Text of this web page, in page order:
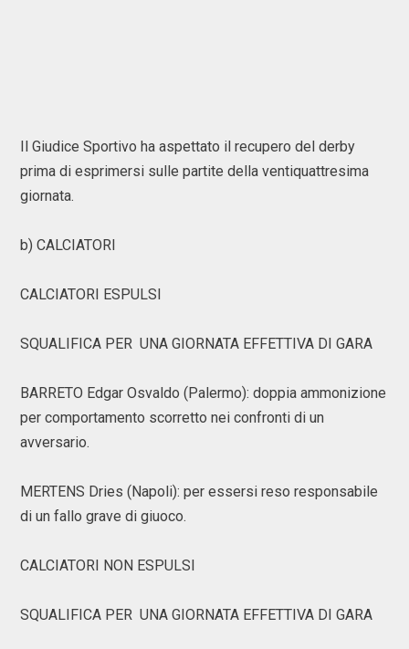
Il Giudice Sportivo ha aspettato il recupero del derby
prima di esprimersi sulle partite della ventiquattresima
giornata.
b) CALCIATORI
CALCIATORI ESPULSI
SQUALIFICA PER UNA GIORNATA EFFETTIVA DI GARA
BARRETO Edgar Osvaldo (Palermo): doppia ammonizione
per comportamento scorretto nei confronti di un
avversario.
MERTENS Dries (Napoli): per essersi reso responsabile
di un fallo grave di giuoco.
CALCIATORI NON ESPULSI
SQUALIFICA PER UNA GIORNATA EFFETTIVA DI GARA